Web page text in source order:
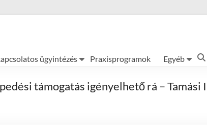
ügyintézés Praxisprogramok Egyéb
támogatás igényelhető rá – Tamási